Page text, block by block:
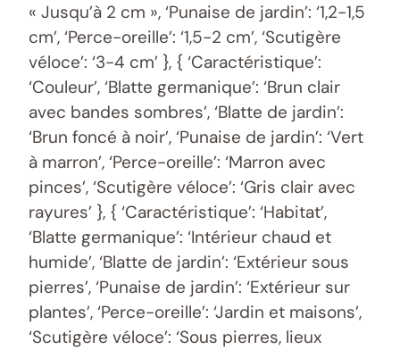
« Jusqu’à 2 cm », ‘Punaise de jardin’: ‘1,2-1,5
cm’, ‘Perce-oreille’: ‘1,5-2 cm’, ‘Scutigère
véloce’: ‘3-4 cm’ }, { ‘Caractéristique’:
‘Couleur’, ‘Blatte germanique’: ‘Brun clair
avec bandes sombres’, ‘Blatte de jardin’:
‘Brun foncé à noir’, ‘Punaise de jardin’: ‘Vert
à marron’, ‘Perce-oreille’: ‘Marron avec
pinces’, ‘Scutigère véloce’: ‘Gris clair avec
rayures’ }, { ‘Caractéristique’: ‘Habitat’,
‘Blatte germanique’: ‘Intérieur chaud et
humide’, ‘Blatte de jardin’: ‘Extérieur sous
pierres’, ‘Punaise de jardin’: ‘Extérieur sur
plantes’, ‘Perce-oreille’: ‘Jardin et maisons’,
‘Scutigère véloce’: ‘Sous pierres, lieux